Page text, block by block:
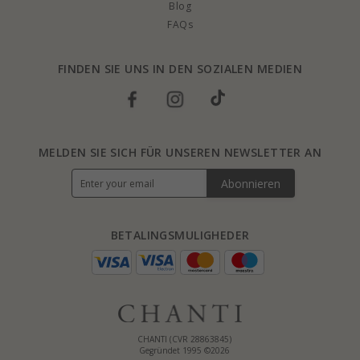
Blog
FAQs
FINDEN SIE UNS IN DEN SOZIALEN MEDIEN
CHANTI (CVR 28863845)
Gegründet 1995 ©2026
BETALINGSMULIGHEDER
MELDEN SIE SICH FÜR UNSEREN NEWSLETTER AN
Abonnieren